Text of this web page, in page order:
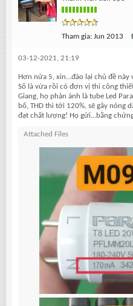
Tham gia: Jun 2013
03-12-2021, 21:19
Hơn nửa 5, xin...đào lại chủ đề
Số là vừa rồi có đơn vị thi công
Giang, họ phản ánh là tube Led
bố, THD thì tới 120%, sẽ gây nóng
đạt chất lượng! Họ gửi...bằng
Attached Files